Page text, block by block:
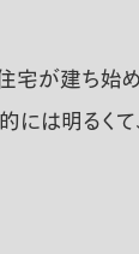
建ち始め
には明る